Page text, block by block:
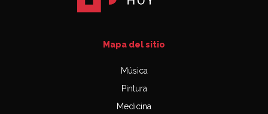
Mapa del sitio
Música
Pintura
Medicina